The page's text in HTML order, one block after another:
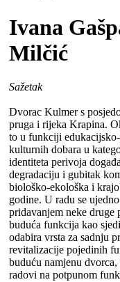
Ivana
Milčić
Sažetak
Dvorac Kulmer s
pruga i rijeka Krapina.
to u funkciji
kulturnih dobara u
identiteta perivoja
degradaciju i gubitak
biološko-ekološka i
godine. U radu se
pridavanjem neke druge
buduća funkcija kao
odabira vrsta za sadnju
revitalizacije pojedinih
buduću namjenu
radovi na potpunom